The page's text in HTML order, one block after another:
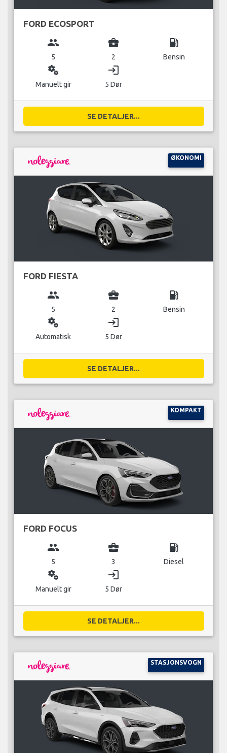
FORD ECOSPORT
group
5
business_center
2
local_gas_station
Bensin
miscellaneous_services
Manuelt gir
login
5 Dør
SE DETALJER...
ØKONOMI
FORD FIESTA
group
5
business_center
2
local_gas_station
Bensin
miscellaneous_services
Automatisk
login
5 Dør
SE DETALJER...
KOMPAKT
FORD FOCUS
group
5
business_center
3
local_gas_station
Diesel
miscellaneous_services
Manuelt gir
login
5 Dør
SE DETALJER...
STASJONSVOGN